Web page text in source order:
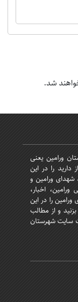
شد.
ورامین یعنی
دارید را در این
شهدای ورامین و
اخبار،
ورامین را در این
و از مطالب
سایت شهرستان